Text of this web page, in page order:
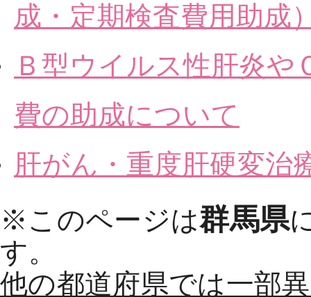
成・定期検査費用助成
Ｂ型ウイルス性肝炎
費の助成について
肝がん・重度肝硬変治
※このページは群馬県
す。
他の都道府県では一部